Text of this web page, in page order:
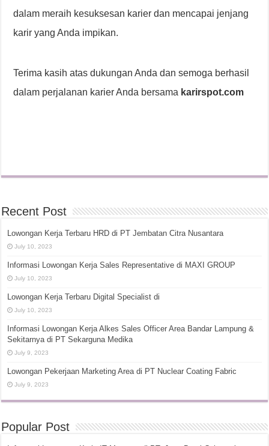
dalam meraih kesuksesan karier dan mencapai jenjang
karir yang Anda impikan.
Terima kasih atas dukungan Anda dan semoga berhasil
dalam perjalanan karier Anda bersama karirspot.com
Recent Post
Lowongan Kerja Terbaru HRD di PT Jembatan Citra Nusantara
July 10, 2023
Informasi Lowongan Kerja Sales Representative di MAXI GROUP
July 10, 2023
Lowongan Kerja Terbaru Digital Specialist di
July 10, 2023
Informasi Lowongan Kerja Alkes Sales Officer Area Bandar Lampung &
Sekitarnya di PT Sekarguna Medika
July 9, 2023
Lowongan Pekerjaan Marketing Area di PT Nuclear Coating Fabric
July 9, 2023
Popular Post